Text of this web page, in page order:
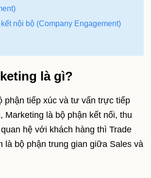
nội bộ (Company Engagement)
là gì?
phận tiếp xúc và tư vấn trực tiếp
Marketing là bộ phận kết nối, thu
hệ với khách hàng thì Trade
là bộ phận trung gian giữa Sales và